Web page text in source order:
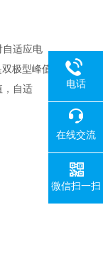
自适应电
极型峰值
，自适
电话
在线交流
微信扫一扫